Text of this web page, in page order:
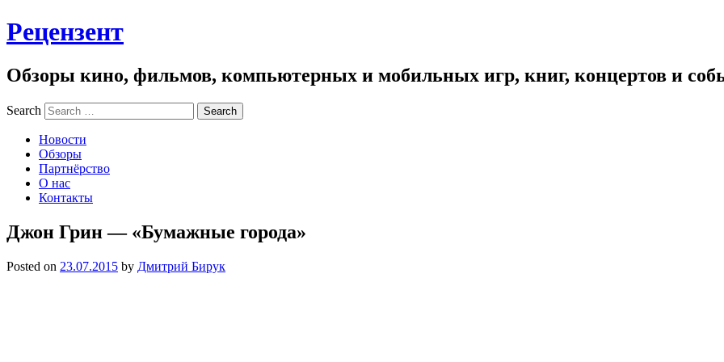
Рецензент
Обзоры кино, фильмов, компьютерных и мобильных игр, книг, концертов и
Search
Новости
Обзоры
Партнёрство
О нас
Контакты
Джон Грин — «Бумажные города»
Posted on 23.07.2015 by Дмитрий Бирук